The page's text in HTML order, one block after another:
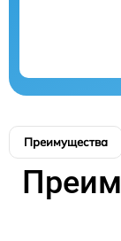
Преимущества